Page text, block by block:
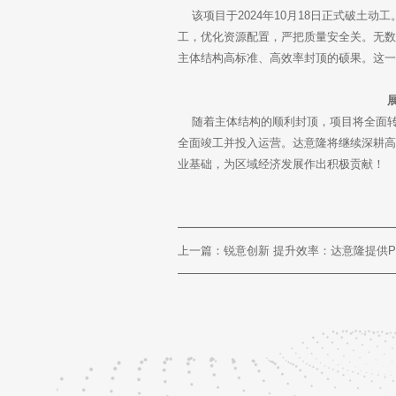
该项目于2024年10月18日正式破土动工
工，优化资源配置，严把质量安全关。无
主体结构高标准、高效率封顶的硕果。这
随着主体结构的顺利封顶，项目将全面
全面竣工并投入运营。达意隆将继续深耕
业基础，为区域经济发展作出积极贡献！